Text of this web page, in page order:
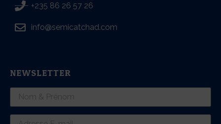
+235 86 26 57 26
info@semicatchad.com
NEWSLETTER